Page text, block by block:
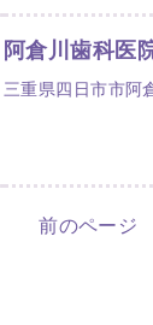
阿倉川歯科医
三重県四日市市阿
前のページ